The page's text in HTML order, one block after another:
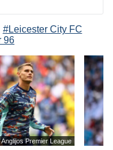
#Leicester City FC
96
Anglijos Premier League